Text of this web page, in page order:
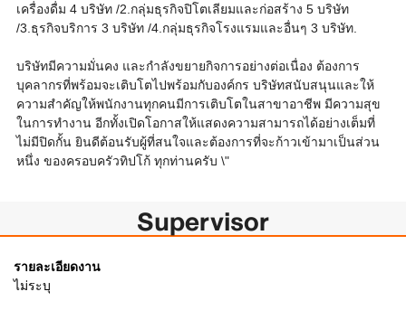
เครื่องดื่ม 4 บริษัท /2.กลุ่มธุรกิจปิโตเลียมและก่อสร้าง 5 บริษัท
/3.ธุรกิจบริการ 3 บริษัท /4.กลุ่มธุรกิจโรงแรมและอื่นๆ 3 บริษัท.
บริษัทมีความมั่นคง และกำลังขยายกิจการอย่างต่อเนื่อง ต้องการ
บุคลากรที่พร้อมจะเติบโตไปพร้อมกับองค์กร บริษัทสนับสนุนและให้
ความสำคัญให้พนักงานทุกคนมีการเติบโตในสาขาอาชีพ มีความสุข
ในการทำงาน อีกทั้งเปิดโอกาสให้แสดงความสามารถได้อย่างเต็มที่
ไม่มีปิดกั้น ยินดีต้อนรับผู้ที่สนใจและต้องการที่จะก้าวเข้ามาเป็นส่วน
หนึ่ง ของครอบครัวทิปโก้ ทุกท่านครับ \"
Supervisor
รายละเอียดงาน
ไม่ระบุ